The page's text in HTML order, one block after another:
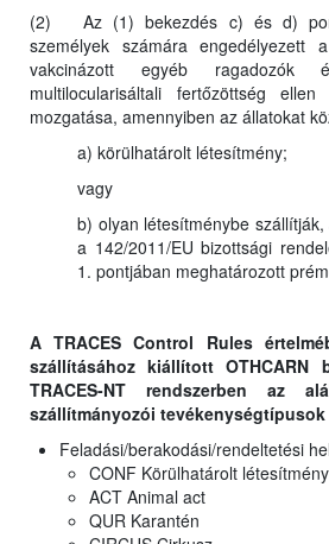
(2) Az (1) bekezdés c) és d)
személyek számára engedélyezett
vakcinázott egyéb ragadozók
multilocularisáltali fertőzöttség
mozgatása, amennyiben az állatokat
a) körülhatárolt létesítmény;
vagy
b) olyan létesítménybe
a 142/2011/EU bizottsági
1. pontjában meghatározott
A TRACES Control Rules
szállításához kiállított OTHCARN
TRACES-NT rendszerben az
szállítmányozói
Feladási/berakodási/rendeltetési
CONF Körülhatárolt létesítmény
ACT Animal act
QUR Karantén